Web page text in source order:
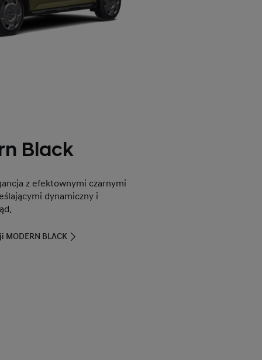
Black
z efektownymi czarnymi
dynamiczny i
BLACK